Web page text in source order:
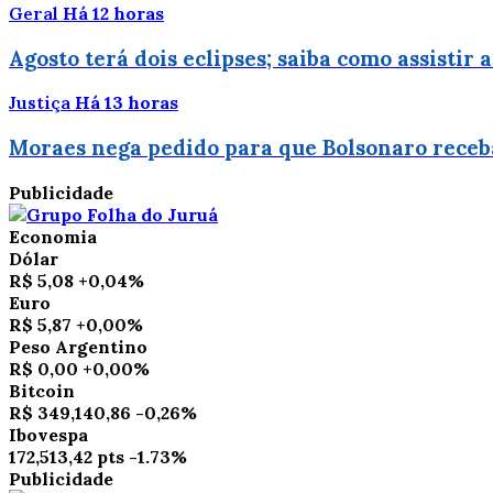
Geral Há 12 horas
Agosto terá dois eclipses; saiba como assistir
Justiça Há 13 horas
Moraes nega pedido para que Bolsonaro
Publicidade
Economia
Dólar
R$ 5,08 +0,04%
Euro
R$ 5,87 +0,00%
Peso Argentino
R$ 0,00 +0,00%
Bitcoin
R$ 349,140,86 -0,26%
Ibovespa
172,513,42 pts -1.73%
Publicidade